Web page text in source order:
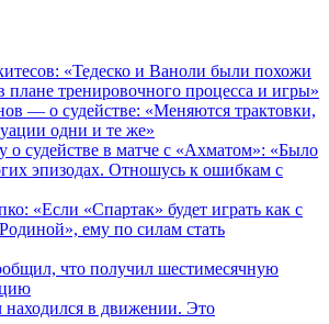
«Тедеско и Ваноли были похожи
плане тренировочного процесса и игры»
— о судействе: «Меняются трактовки,
одни и те же»
о судействе в матче с «Ахматом»: «Было
эпизодах. Отношусь к ошибкам с
«Если «Спартак» будет играть как с
ему по силам стать
что получил шестимесячную
в движении. Это